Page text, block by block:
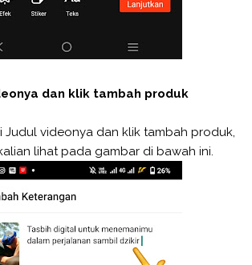
dan klik tambah produk
Judul videonya dan klik tambah produk,
lihat pada gambar di bawah ini.